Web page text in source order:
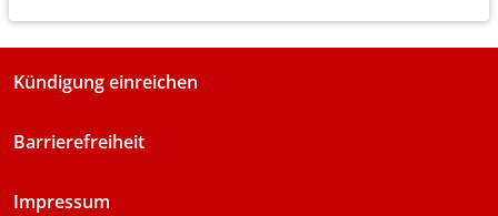
Kündigung einreichen
Barrierefreiheit
Impressum